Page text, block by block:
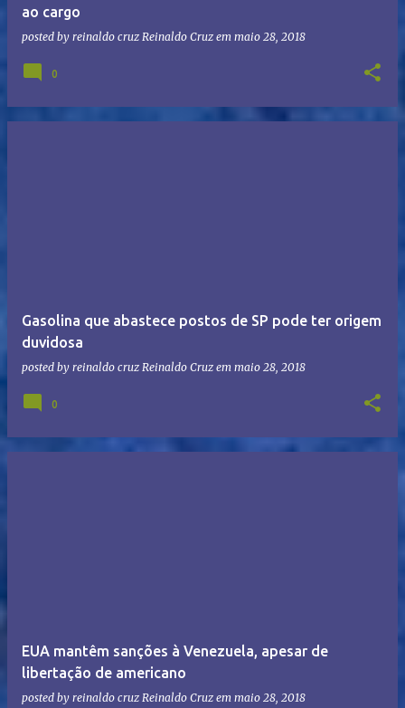
ao cargo
posted by reinaldo cruz Reinaldo Cruz em maio 28, 2018
0
Gasolina que abastece postos de SP pode ter origem
duvidosa
posted by reinaldo cruz Reinaldo Cruz em maio 28, 2018
0
EUA mantêm sanções à Venezuela, apesar de
libertação de americano
posted by reinaldo cruz Reinaldo Cruz em maio 28, 2018